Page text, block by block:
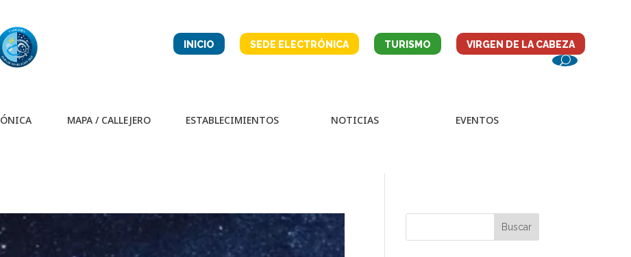
INICIO SEDE ELECTRÓNICA TURISMO VIRGEN DE LA CABEZA
MAPA / CALLEJERO ESTABLECIMIENTOS NOTICIAS EVENTOS
Buscar